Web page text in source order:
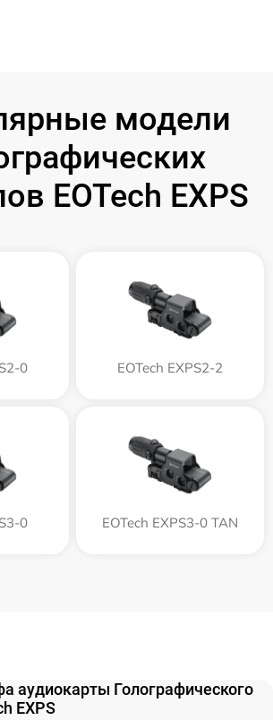
модели
EOTech EXPS
0 EOTech EXPS2-2
0 EOTech EXPS3-0 TAN
аудиокарты Голографического
EXPS